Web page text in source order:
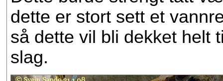
dette er stort sett et
så dette vil bli dekket helt
slag.